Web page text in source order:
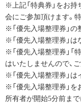
※上記「特典券」をお持
会にご参加頂けます。
※「優先入場整理券」
※「優先入場整理券」は
※「優先入場整理券」「
はいたしませんので、
※「優先入場整理券」は
※「優先入場整理券」を
所有者が開始5分前ま